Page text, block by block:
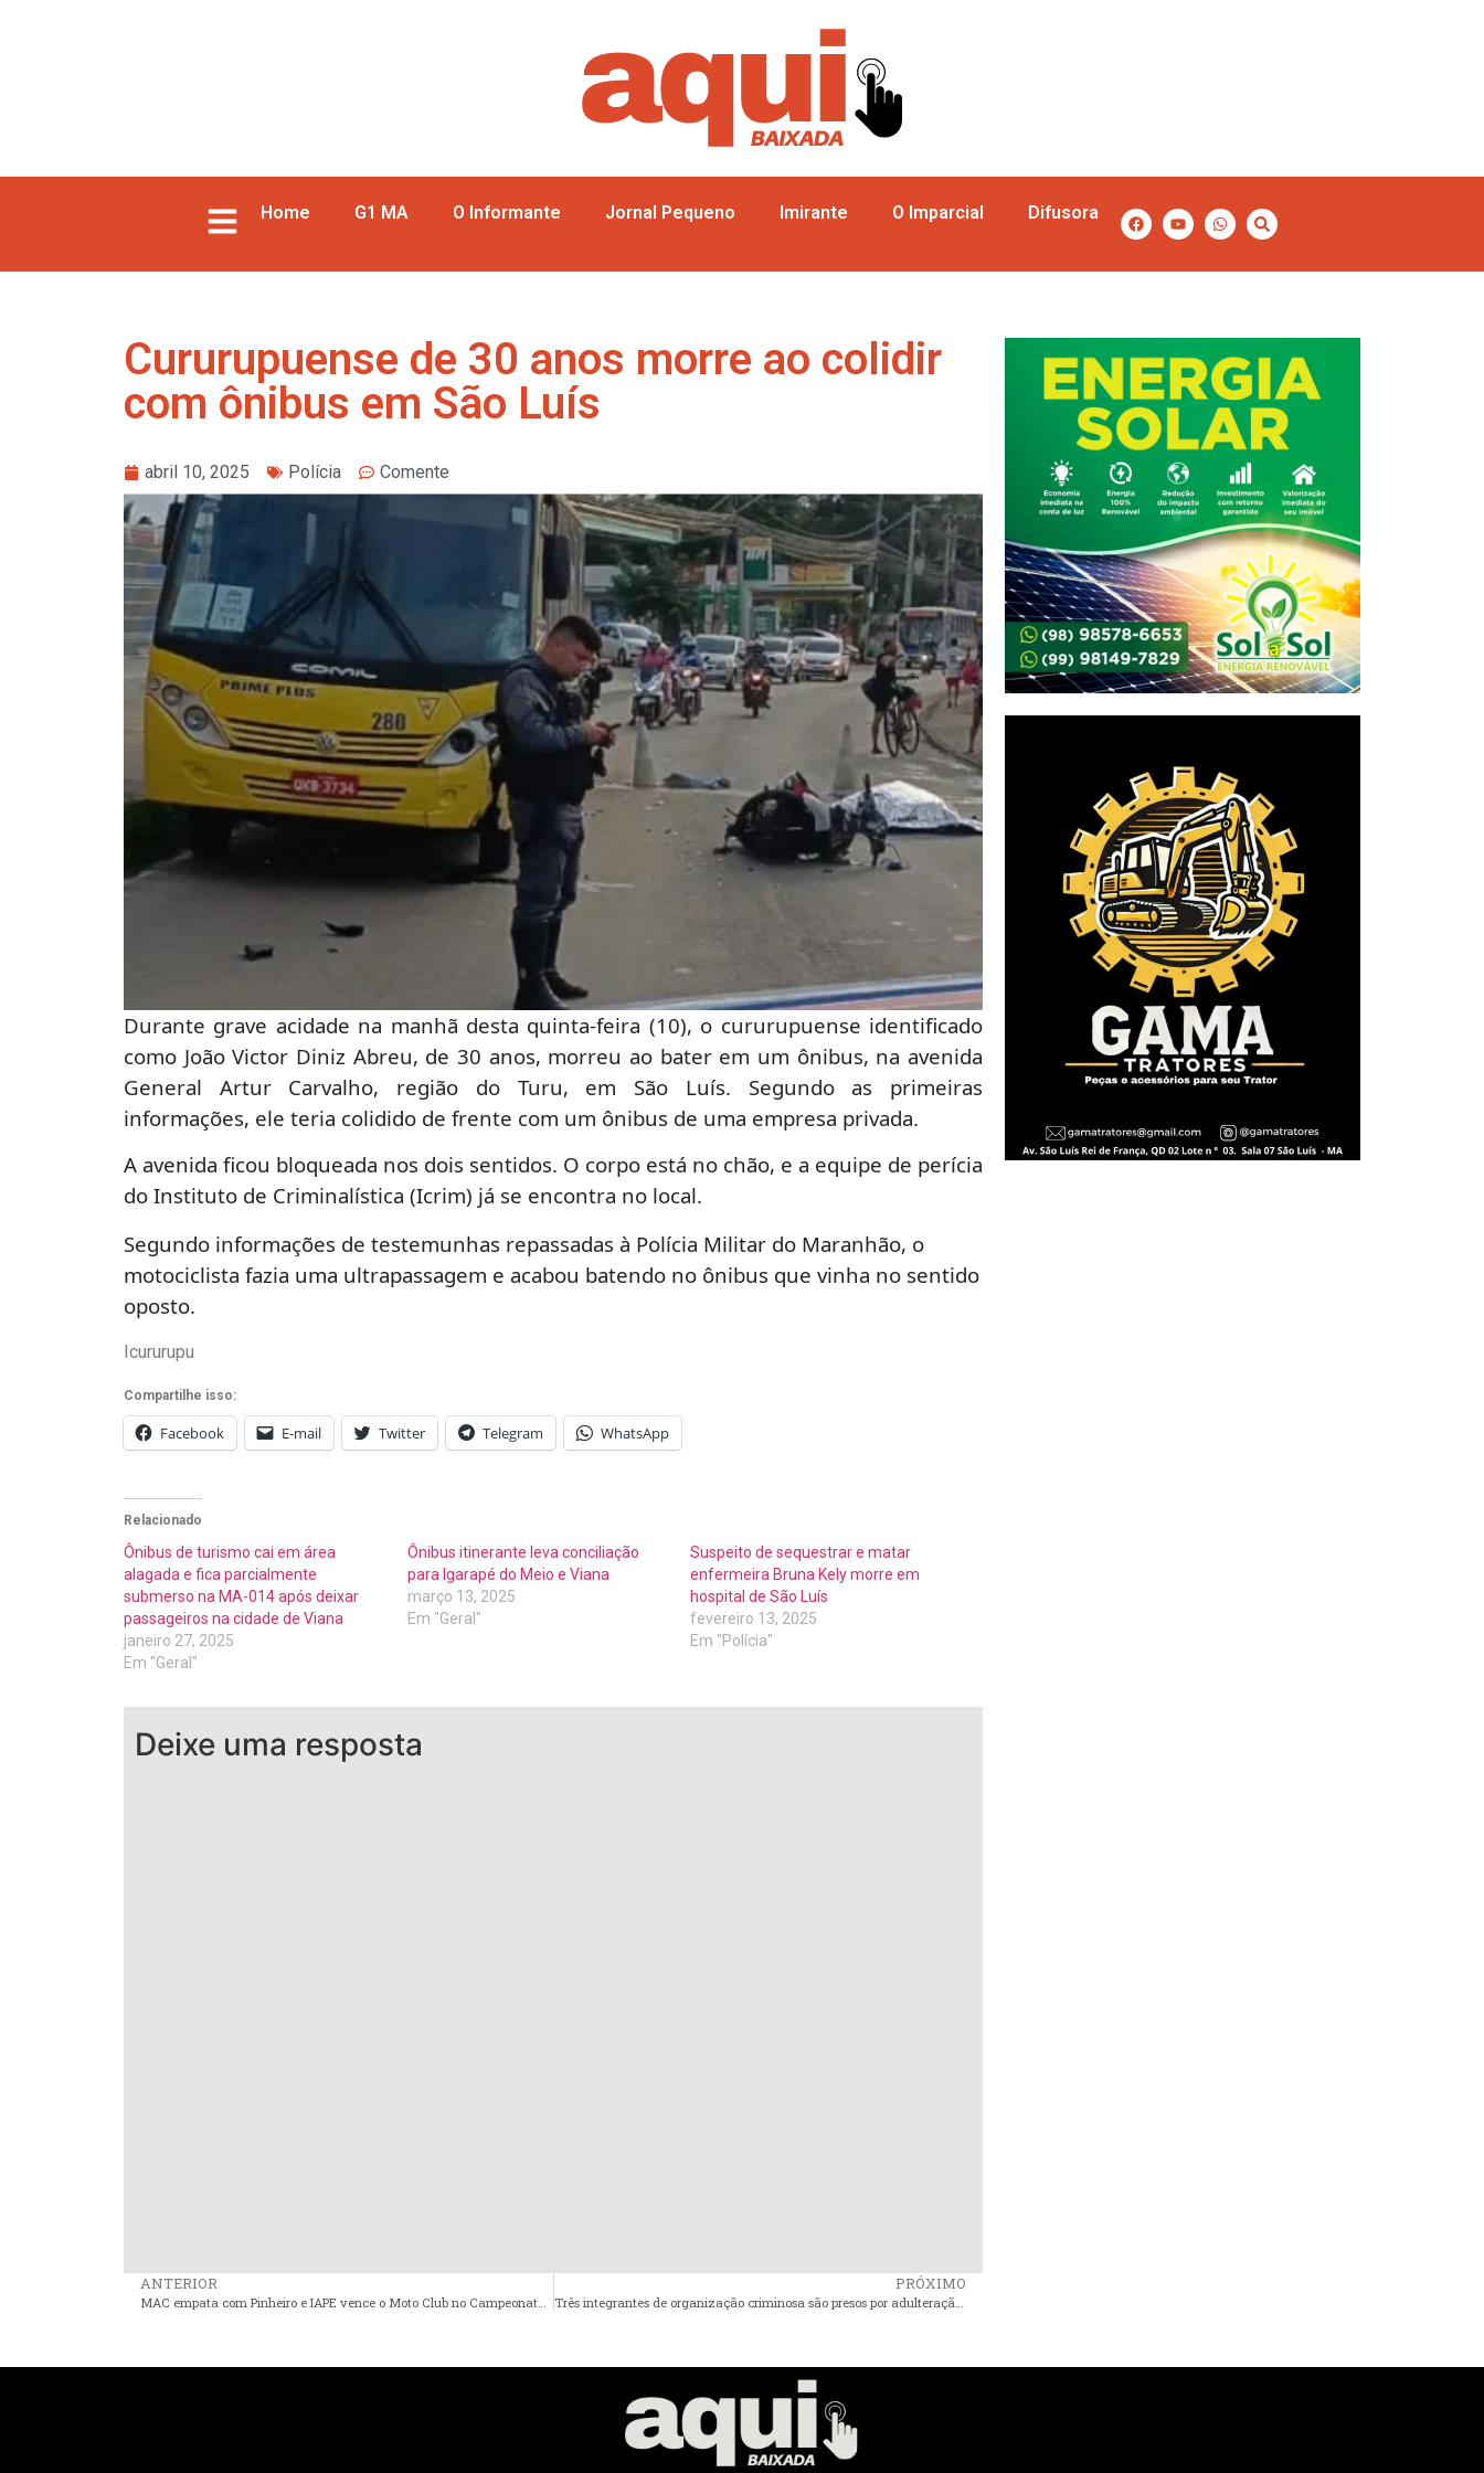
Home G1 MA O Informante Jornal Pequeno Imirante O Imparcial Difusora
Cururupuense de 30 anos morre ao colidir
com ônibus em São Luís
abril 10, 2025 Polícia Comente
Durante grave acidade na manhã desta quinta-feira (10), o cururupuense identificado
como João Victor Diniz Abreu, de 30 anos, morreu ao bater em um ônibus, na avenida
General Artur Carvalho, região do Turu, em São Luís. Segundo as primeiras
informações, ele teria colidido de frente com um ônibus de uma empresa privada.
A avenida ficou bloqueada nos dois sentidos. O corpo está no chão, e a equipe de perícia
do Instituto de Criminalística (Icrim) já se encontra no local.
Segundo informações de testemunhas repassadas à Polícia Militar do Maranhão, o
motociclista fazia uma ultrapassagem e acabou batendo no ônibus que vinha no sentido
oposto.
Icururupu
Compartilhe isso:
Facebook E-mail Twitter Telegram WhatsApp
Relacionado
Ônibus de turismo cai em área
alagada e fica parcialmente
submerso na MA-014 após deixar
passageiros na cidade de Viana
janeiro 27, 2025
Em "Geral"
Ônibus itinerante leva conciliação
para Igarapé do Meio e Viana
março 13, 2025
Em "Geral"
Suspeito de sequestrar e matar
enfermeira Bruna Kely morre em
hospital de São Luís
fevereiro 13, 2025
Em "Polícia"
Deixe uma resposta
ANTERIOR
MAC empata com Pinheiro e IAPE vence o Moto Club no Campeonato Maranhense
PRÓXIMO
Três integrantes de organização criminosa são presos por adulteração de motocicletas no interior do Maranhão